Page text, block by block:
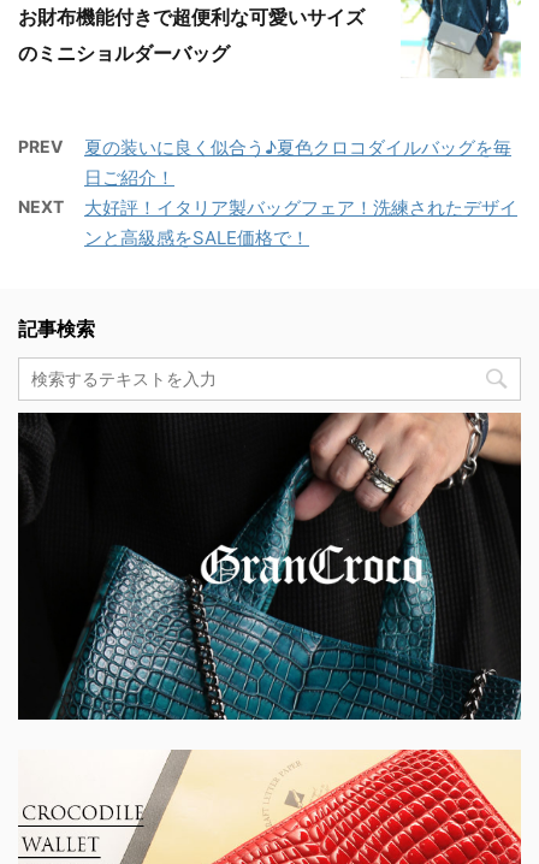
お財布機能付きで超便利な可愛いサイズ
のミニショルダーバッグ
PREV
夏の装いに良く似合う♪夏色クロコダイルバッグを毎
日ご紹介！
NEXT
大好評！イタリア製バッグフェア！洗練されたデザイ
ンと高級感をSALE価格で！
記事検索